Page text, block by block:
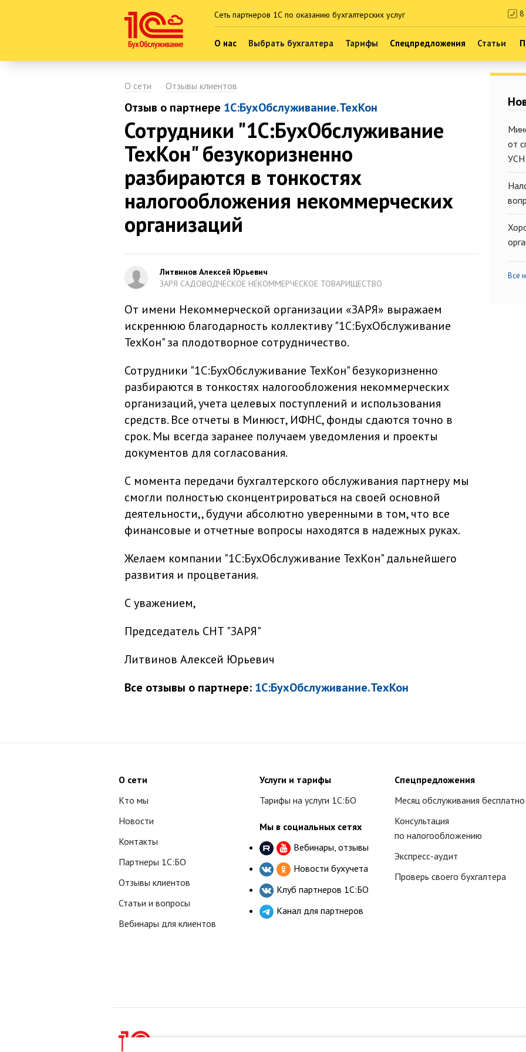
Сеть партнеров 1С по оказанию бухгалтерских услуг 8
О нас Выбрать бухгалтера Тарифы Спецпредложения Статьи
О сети Отзывы клиентов
Отзыв о партнере 1С:БухОбслуживание.ТехКон
Сотрудники "1С:БухОбслуживание
ТехКон" безукоризненно
разбираются в тонкостях
налогообложения некоммерческих
организаций
Литвинов Алексей Юрьевич
ЗАРЯ САДОВОДЧЕСКОЕ НЕКОММЕРЧЕСКОЕ ТОВАРИЩЕСТВО
От имени Некоммерческой организации «ЗАРЯ» выражаем
искреннюю благодарность коллективу "1С:БухОбслуживание
ТехКон" за плодотворное сотрудничество.
Сотрудники "1С:БухОбслуживание ТехКон" безукоризненно
разбираются в тонкостях налогообложения некоммерческих
организаций, учета целевых поступлений и использования
средств. Все отчеты в Минюст, ИФНС, фонды сдаются точно в
срок. Мы всегда заранее получаем уведомления и проекты
документов для согласования.
С момента передачи бухгалтерского обслуживания партнеру мы
смогли полностью сконцентрироваться на своей основной
деятельности,, будучи абсолютно уверенными в том, что все
финансовые и отчетные вопросы находятся в надежных руках.
Желаем компании "1С:БухОбслуживание ТехКон" дальнейшего
развития и процветания.
С уважением,
Председатель СНТ "ЗАРЯ"
Литвинов Алексей Юрьевич
Все отзывы о партнере: 1С:БухОбслуживание.ТехКон
от
УСН
Все
О сети
Кто мы
Новости
Контакты
Партнеры 1С:БО
Отзывы клиентов
Статьи и вопросы
Вебинары для клиентов
Услуги и тарифы
Тарифы на услуги 1С:БО
Мы в социальных сетях
Вебинары, отзывы
Новости бухучета
Клуб партнеров 1С:БО
Канал для партнеров
Спецпредложения
Месяц обслуживания бесплатно
Консультация
по налогообложению
Экспресс-аудит
Проверь своего бухгалтера